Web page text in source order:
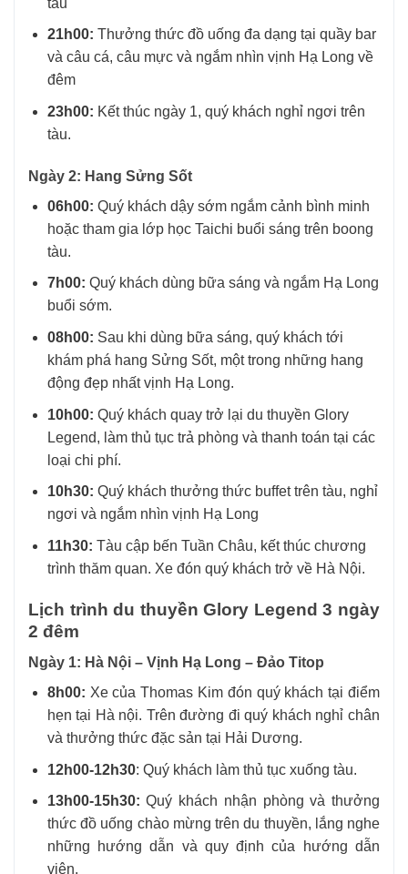
21h00: Thưởng thức đồ uống đa dạng tại quầy bar
và câu cá, câu mực và ngắm nhìn vịnh Hạ Long về
đêm
23h00: Kết thúc ngày 1, quý khách nghỉ ngơi trên
tàu.
Ngày 2: Hang Sửng Sốt
06h00: Quý khách dậy sớm ngắm cảnh bình minh
hoặc tham gia lớp học Taichi buổi sáng trên boong
tàu.
7h00: Quý khách dùng bữa sáng và ngắm Hạ Long
buổi sớm.
08h00: Sau khi dùng bữa sáng, quý khách tới
khám phá hang Sửng Sốt, một trong những hang
động đẹp nhất vịnh Hạ Long.
10h00: Quý khách quay trở lại du thuyền Glory
Legend, làm thủ tục trả phòng và thanh toán tại các
loại chi phí.
10h30: Quý khách thưởng thức buffet trên tàu, nghỉ
ngơi và ngắm nhìn vịnh Hạ Long
11h30: Tàu cập bến Tuần Châu, kết thúc chương
trình thăm quan. Xe đón quý khách trở về Hà Nội.
Lịch trình du thuyền Glory Legend 3 ngày
2 đêm
Ngày 1: Hà Nội – Vịnh Hạ Long – Đảo Titop
8h00: Xe của Thomas Kim đón quý khách tại điểm
hẹn tại Hà nội. Trên đường đi quý khách nghỉ chân
và thưởng thức đặc sản tại Hải Dương.
12h00-12h30: Quý khách làm thủ tục xuống tàu.
13h00-15h30: Quý khách nhận phòng và thưởng
thức đồ uống chào mừng trên du thuyền, lắng nghe
những hướng dẫn và quy định của hướng dẫn
viên.